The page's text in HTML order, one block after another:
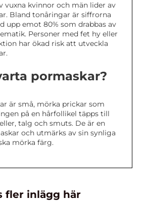
vuxna kvinnor och män lider av
Bland tonåringar är siffrorna
upp emot 80% som drabbas av
Personer med fet hy eller
har ökad risk att utveckla
pormaskar?
är små, mörka prickar som
på en hårfollikel täpps till
talg och smuts. De är en
och utmärks av sin synliga
mörka färg.
fler inlägg här